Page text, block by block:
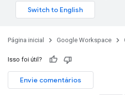
Página inicial Google Workspace
Isso foi útil?
Envie comentários